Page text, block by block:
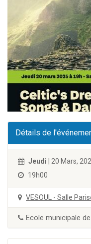
Détails de
Jeudi | 20 Mars,
19h00
VESOUL - Salle
Ecole municipale